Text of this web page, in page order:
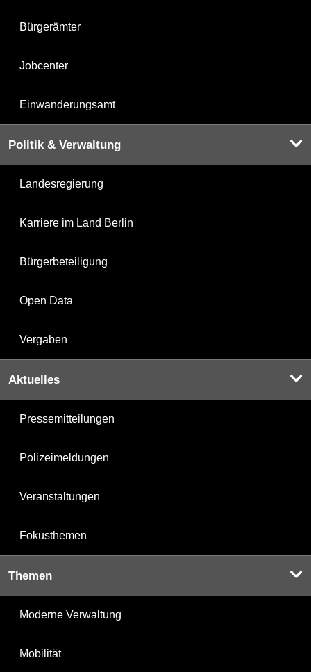
Bürgerämter
Jobcenter
Einwanderungsamt
Politik & Verwaltung
Landesregierung
Karriere im Land Berlin
Bürgerbeteiligung
Open Data
Vergaben
Aktuelles
Pressemitteilungen
Polizeimeldungen
Veranstaltungen
Fokusthemen
Themen
Moderne Verwaltung
Mobilität